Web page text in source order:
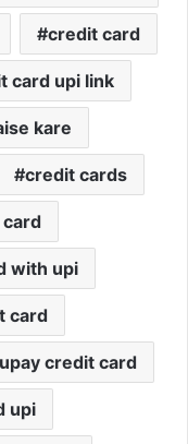
credit card
card upi link
kare
credit cards
with upi
card
credit card
upi